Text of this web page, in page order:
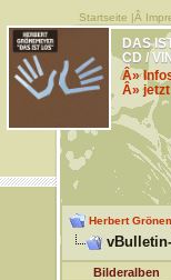
Startseite |Â
DAS
CD /
Â»
Â»
Herbert
Bilderalben